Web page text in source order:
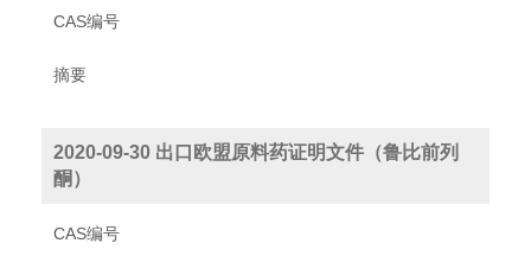
CAS编号
摘要
2020-09-30 出口欧盟原料药证明文件（鲁比前列
酮）
CAS编号